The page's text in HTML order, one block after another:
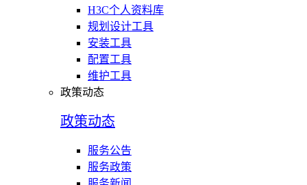
H3C个人资料库
规划设计工具
安装工具
配置工具
维护工具
政策动态
政策动态
服务公告
服务政策